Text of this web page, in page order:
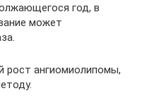
год, в
может
рост ангиомиолипомы,